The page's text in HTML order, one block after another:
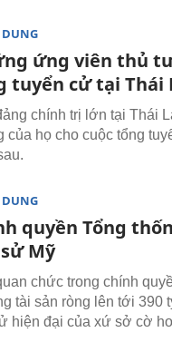
ứng viên thủ
tuyển cử tại Thái
chính trị lớn tại Thái
của họ cho cuộc tổng
quyền Tổng
Mỹ
chức trong chính
tài sản ròng lên tới 390
hiện đại của xứ sở cờ